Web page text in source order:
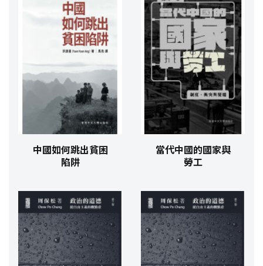
中國如何跳出貧困
陷阱
當代中國的國家與
勞工